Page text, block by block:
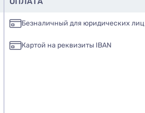
Безналичный для юридических лиц
Картой на реквизиты IBAN